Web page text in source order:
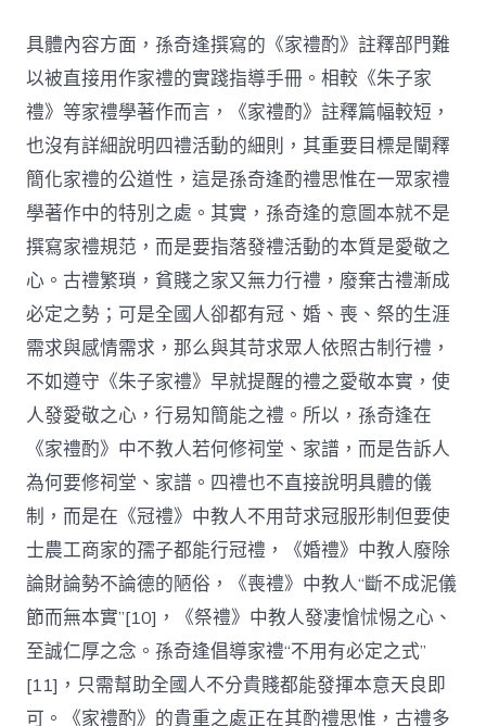
具體內容方面，孫奇逢撰寫的《家禮酌》註釋部門難
以被直接用作家禮的實踐指導手冊。相較《朱子家
禮》等家禮學著作而言，《家禮酌》註釋篇幅較短，
也沒有詳細說明四禮活動的細則，其重要目標是闡釋
簡化家禮的公道性，這是孫奇逢酌禮思惟在一眾家禮
學著作中的特別之處。其實，孫奇逢的意圖本就不是
撰寫家禮規范，而是要指落發禮活動的本質是愛敬之
心。古禮繁瑣，貧賤之家又無力行禮，廢棄古禮漸成
必定之勢；可是全國人卻都有冠、婚、喪、祭的生涯
需求與感情需求，那么與其苛求眾人依照古制行禮，
不如遵守《朱子家禮》早就提醒的禮之愛敬本實，使
人發愛敬之心，行易知簡能之禮。所以，孫奇逢在
《家禮酌》中不教人若何修祠堂、家譜，而是告訴人
為何要修祠堂、家譜。四禮也不直接說明具體的儀
制，而是在《冠禮》中教人不用苛求冠服形制但要使
士農工商家的孺子都能行冠禮，《婚禮》中教人廢除
論財論勢不論德的陋俗，《喪禮》中教人“斷不成泥儀
節而無本實”[10]，《祭禮》中教人發凄愴怵惕之心、
至誠仁厚之念。孫奇逢倡導家禮“不用有必定之式”
[11]，只需幫助全國人不分貴賤都能發揮本意天良即
可。《家禮酌》的貴重之處正在其酌禮思惟，古禮多